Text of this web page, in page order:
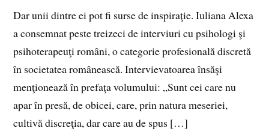
Dar unii dintre ei pot fi surse de inspiraţie. Iuliana Alexa
a consemnat peste treizeci de interviuri cu psihologi şi
psihoterapeuţi români, o categorie profesională discretă
în societatea românească. Intervievatoarea însăşi
menţionează în prefaţa volumului: „Sunt cei care nu
apar în presă, de obicei, care, prin natura meseriei,
cultivă discreţia, dar care au de spus […]